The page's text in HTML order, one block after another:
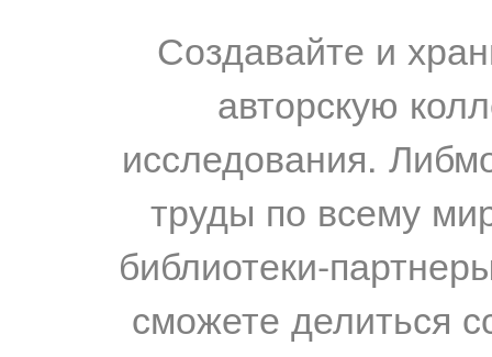
Создавайте и
авторскую
исследования.
труды по всему
библиотеки-
сможете делиться